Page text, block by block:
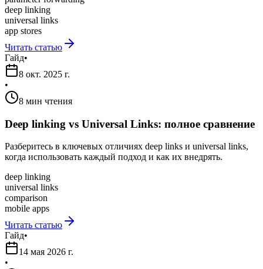
deep linking
universal links
app stores
Читать статью
Гайд•
8 окт. 2025 г.
•
8 мин чтения
Deep linking vs Universal Links: полное сравнение
Разберитесь в ключевых отличиях deep links и universal links,
когда использовать каждый подход и как их внедрять.
deep linking
universal links
comparison
mobile apps
Читать статью
Гайд•
14 мая 2026 г.
•